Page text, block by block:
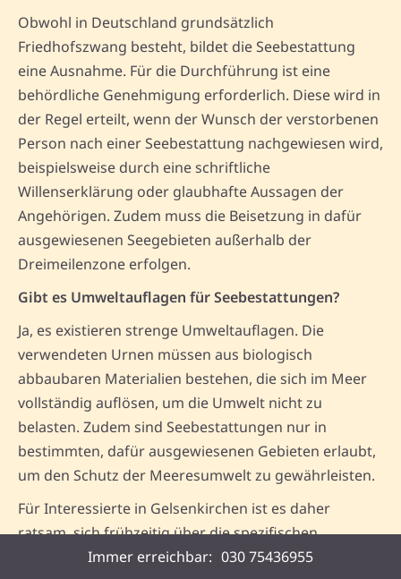
Obwohl in Deutschland grundsätzlich
Friedhofszwang besteht, bildet die Seebestattung
eine Ausnahme. Für die Durchführung ist eine
behördliche Genehmigung erforderlich. Diese wird in
der Regel erteilt, wenn der Wunsch der verstorbenen
Person nach einer Seebestattung nachgewiesen wird,
beispielsweise durch eine schriftliche
Willenserklärung oder glaubhafte Aussagen der
Angehörigen. Zudem muss die Beisetzung in dafür
ausgewiesenen Seegebieten außerhalb der
Dreimeilenzone erfolgen.
Gibt es Umweltauflagen für Seebestattungen?
Ja, es existieren strenge Umweltauflagen. Die
verwendeten Urnen müssen aus biologisch
abbaubaren Materialien bestehen, die sich im Meer
vollständig auflösen, um die Umwelt nicht zu
belasten. Zudem sind Seebestattungen nur in
bestimmten, dafür ausgewiesenen Gebieten erlaubt,
um den Schutz der Meeresumwelt zu gewährleisten.
Für Interessierte in Gelsenkirchen ist es daher
ratsam, sich frühzeitig über die spezifischen
Anforderungen und Abläufe einer Seebestattung zu
Immer erreichbar: 030 75436955